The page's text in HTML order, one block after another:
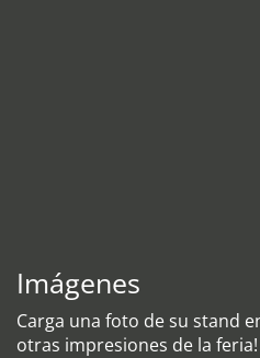
Imágenes
Carga una foto de su stand
otras impresiones de la feria!